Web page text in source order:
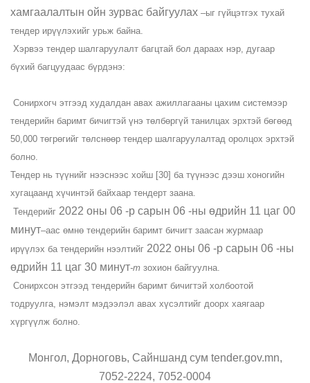
хамгаалалтын ойн зурвас байгуулах –ыг гүйцэтгэх тухай
тендер ирүүлэхийг урьж байна.
Хэрвээ тендер шалгаруулалт багцтай бол дараах нэр, дугаар
бүхий багцуудаас бүрдэнэ:
Сонирхогч этгээд худалдан авах ажиллагааны цахим системээр
тендерийн баримт бичигтэй үнэ төлбөргүй танилцах эрхтэй бөгөөд
50,000 төгрөгийг төлснөөр тендер шалгаруулалтад оролцох эрхтэй
болно.
Тендер нь түүнийг нээснээс хойш [30] ба түүнээс дээш хоногийн
хугацаанд хүчинтэй байхаар тендерт заана.
Тендерийг 2022 оны 06 -р сарын 06 -ны өдрийн 11 цаг 00
минут–аас өмнө тендерийн баримт бичигт заасан журмаар
ирүүлэх ба тендерийн нээлтийг 2022 оны 06 -р сарын 06 -ны
өдрийн 11 цаг 30 минут-т зохион байгуулна.
Сонирхсон этгээд тендерийн баримт бичигтэй холбоотой
тодруулга, нэмэлт мэдээлэл авах хүсэлтийг доорх хаягаар
хүргүүлж болно.
Монгол, Дорноговь, Сайншанд сум tender.gov.mn,
7052-2224, 7052-0004